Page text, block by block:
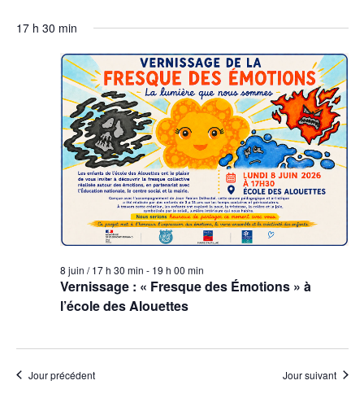
17 h 30 min
Vernissage : « Fresque des Émotions » à
l’école des Alouettes
8 juin / 17 h 30 min - 19 h 00 min
Jour précédent Jour suivant